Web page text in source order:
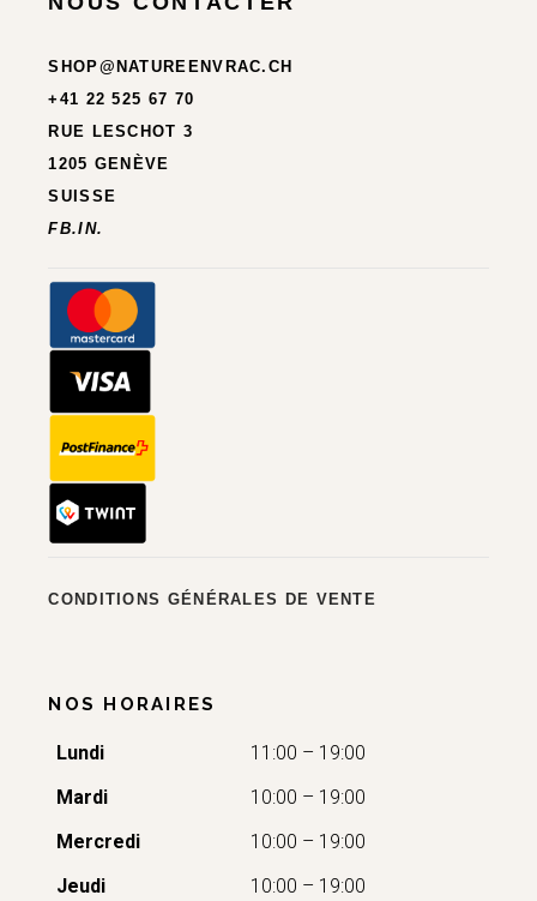
SHOP@NATUREENVRAC.CH
+41 22 525 67 70
RUE LESCHOT 3
1205 GENÈVE
SUISSE
FB.IN.
CONDITIONS GÉNÉRALES DE VENTE
NOS HORAIRES
Lundi
11:00 – 19:00
Mardi
10:00 – 19:00
Mercredi
10:00 – 19:00
Jeudi
10:00 – 19:00